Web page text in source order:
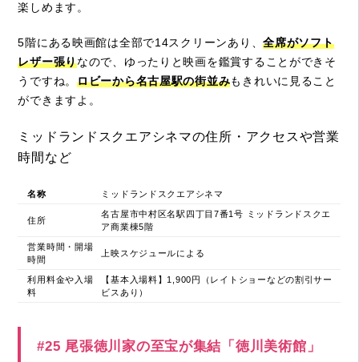
楽しめます。
5階にある映画館は全部で14スクリーンあり、全席がソフト
レザー張りなので、ゆったりと映画を鑑賞することができそ
うですね。 ロビーから名古屋駅の街並みもきれいに見ること
ができますよ。
ミッドランドスクエアシネマの住所・アクセスや営業
時間など
名称 ミッドランドスクエアシネマ
住所
名古屋市中村区名駅四丁目7番1号 ミッドランドスクエ
ア商業棟5階
営業時間・開場
時間
上映スケジュールによる
利用料金や入場
料
【基本入場料】1,900円（レイトショーなどの割引サー
ビスあり）
#25 尾張徳川家の至宝が集結「徳川美術館」